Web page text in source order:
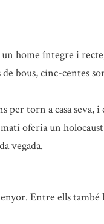
home íntegre i
bous, cinc-centes
per torn a casa
oferia un holocaust
vegada.
Entre ells també